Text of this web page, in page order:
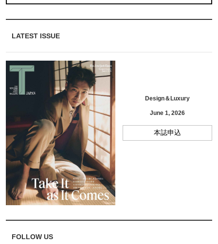
LATEST ISSUE
Design＆Luxury
June 1, 2026
本誌申込
FOLLOW US